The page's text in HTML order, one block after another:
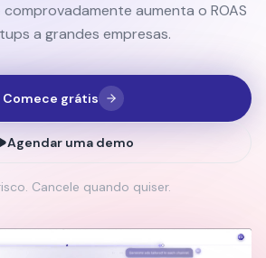
aumenta o ROAS
a grandes empresas.
Comece grátis
Agendar uma demo
Cancele quando quiser.